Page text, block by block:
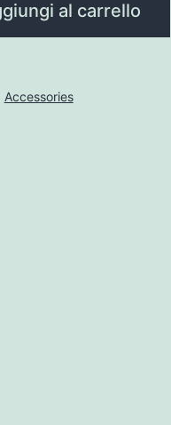
al carrello
Accessories